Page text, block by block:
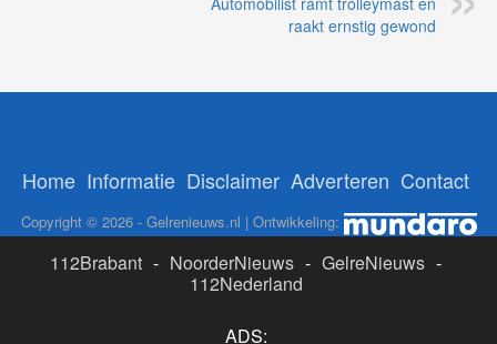
raakt ernstig gewond
Home Informatie Disclaimer Adverteren Contact
Copyright © 2026 - Gelrenieuws.nl | Ontwikkeling:
112Brabant - NoorderNieuws - GelreNieuws -
112Nederland
ADS: